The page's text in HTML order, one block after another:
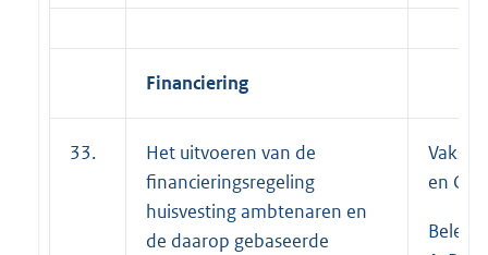
Financiering
33.
Het uitvoeren van de
financieringsregeling
huisvesting ambtenaren en
de daarop gebaseerde
en C;